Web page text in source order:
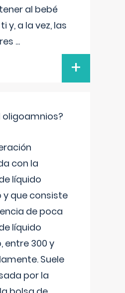
al bebé
y, a la vez, las
...
+
oligoamnios?
con la
líquido
que consiste
de poca
líquido
entre 300 y
Suele
por la